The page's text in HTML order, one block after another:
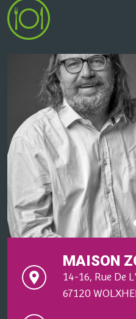
MAISON
14-16, Rue De
67120